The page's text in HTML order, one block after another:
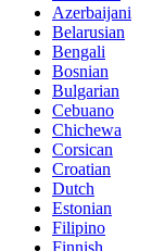
Azerbaijani
Belarusian
Bengali
Bosnian
Bulgarian
Cebuano
Chichewa
Corsican
Croatian
Dutch
Estonian
Filipino
Finnish